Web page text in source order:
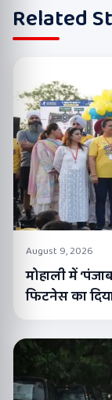
Related
August 9, 2026
मोहाली में
फिटनेस का